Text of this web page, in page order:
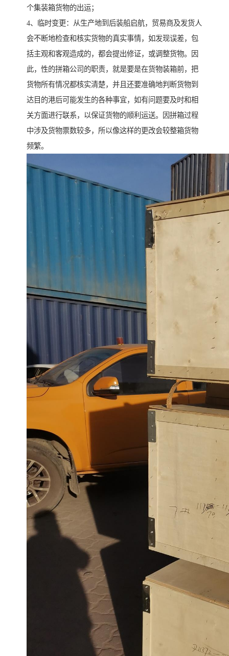
个集装箱货物的出运；
4、临时变更：从生产地到后装船启航，贸易商及发货人
会不断地检查和核实货物的真实事情，如发现误差，包
括主观和客观造成的，都会提出修证，或调整货物。因
此，性的拼箱公司的职责，就是要是在货物装箱前，把
货物所有情况都核实清楚，并且还要准确地判断货物到
达目的港后可能发生的各种事宜，如有问题要及时和相
关方面进行联系，以保证货物的顺利运送。因拼箱过程
中涉及货物票数较多，所以像这样的更改会较整箱货物
频繁。